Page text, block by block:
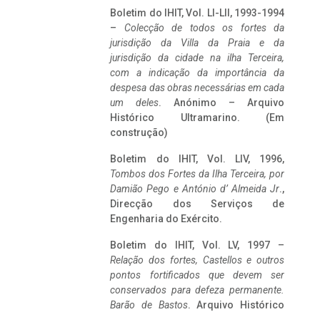
Boletim do IHIT, Vol. LI-LII, 1993-1994
– Colecção de todos os fortes da
jurisdição da Villa da Praia e da
jurisdição da cidade na ilha Terceira,
com a indicação da importância da
despesa das obras necessárias em cada
um deles. Anónimo – Arquivo
Histórico Ultramarino. (Em
construção)
Boletim do IHIT, Vol. LIV, 1996,
Tombos dos Fortes da Ilha Terceira, por
Damião Pego e António d’ Almeida Jr.,
Direcção dos Serviços de
Engenharia do Exército.
Boletim do IHIT, Vol. LV, 1997 –
Relação dos fortes, Castellos e outros
pontos fortificados que devem ser
conservados para defeza permanente.
Barão de Bastos. Arquivo Histórico